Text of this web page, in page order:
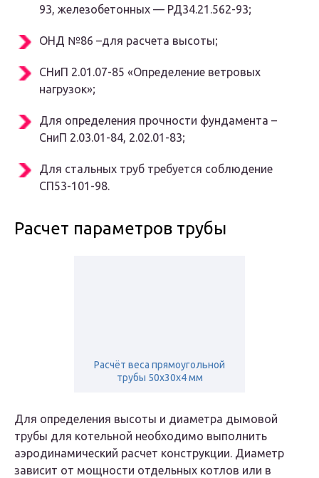
93, железобетонных — РД34.21.562-93;
ОНД №86 –для расчета высоты;
СНиП 2.01.07-85 «Определение ветровых
нагрузок»;
Для определения прочности фундамента –
СниП 2.03.01-84, 2.02.01-83;
Для стальных труб требуется соблюдение
СП53-101-98.
Расчет параметров трубы
Расчёт веса прямоугольной
трубы 50х30х4 мм
Для определения высоты и диаметра дымовой
трубы для котельной необходимо выполнить
аэродинамический расчет конструкции. Диаметр
зависит от мощности отдельных котлов или в